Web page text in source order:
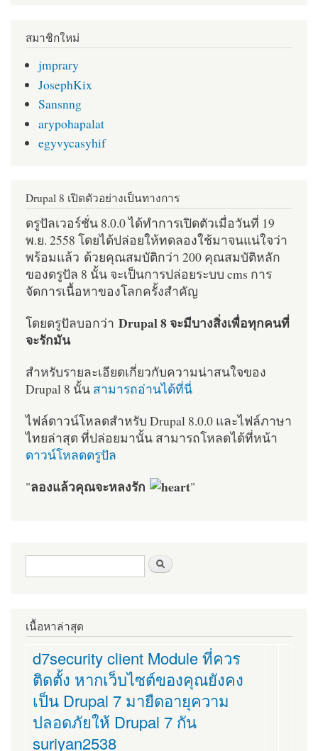
สมาชิกใหม่
jmprary
JosephKix
Sansnng
arypohapalat
egyvycasyhif
Drupal 8 เปิดตัวอย่างเป็นทางการ
ดรูปัลเวอร์ชั่น 8.0.0 ได้ทำการเปิดตัวเมื่อวันที่ 19
พ.ย. 2558 โดยได้ปล่อยให้ทดลองใช้มาจนแน่ใจว่า
พร้อมแล้ว ด้วยคุณสมบัติกว่า 200 คุณสมบัติหลัก
ของดรูปัล 8 นั้น จะเป็นการปล่อยระบบ cms การ
จัดการเนื้อหาของโลกครั้งสำคัญ
โดยดรูปัลบอกว่า Drupal 8 จะมีบางสิ่งเพื่อทุกคนที่
จะรักมัน
สำหรับรายละเอียดเกี่ยวกับความน่าสนใจของ
Drupal 8 นั้น สามารถอ่านได้ที่นี่
ไฟล์ดาวน์โหลดสำหรับ Drupal 8.0.0 และไฟล์ภาษา
ไทยล่าสุด ที่ปล่อยมานั้น สามารถโหลดได้ที่หน้า
ดาวน์โหลดดรูปัล
"ลองแล้วคุณจะหลงรัก "
ฟอร์มค้นหา
เนื้อหาล่าสุด
d7security client Module ที่ควร
ติดตั้ง หากเว็บไซต์ของคุณยังคง
เป็น Drupal 7 มายืดอายุความ
ปลอดภัยให้ Drupal 7 กัน
suriyan2538